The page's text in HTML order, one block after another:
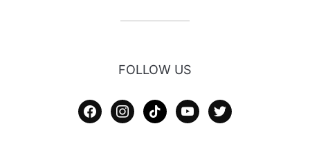
FOLLOW US
facebookinstagram
tiktok youtubetwitter